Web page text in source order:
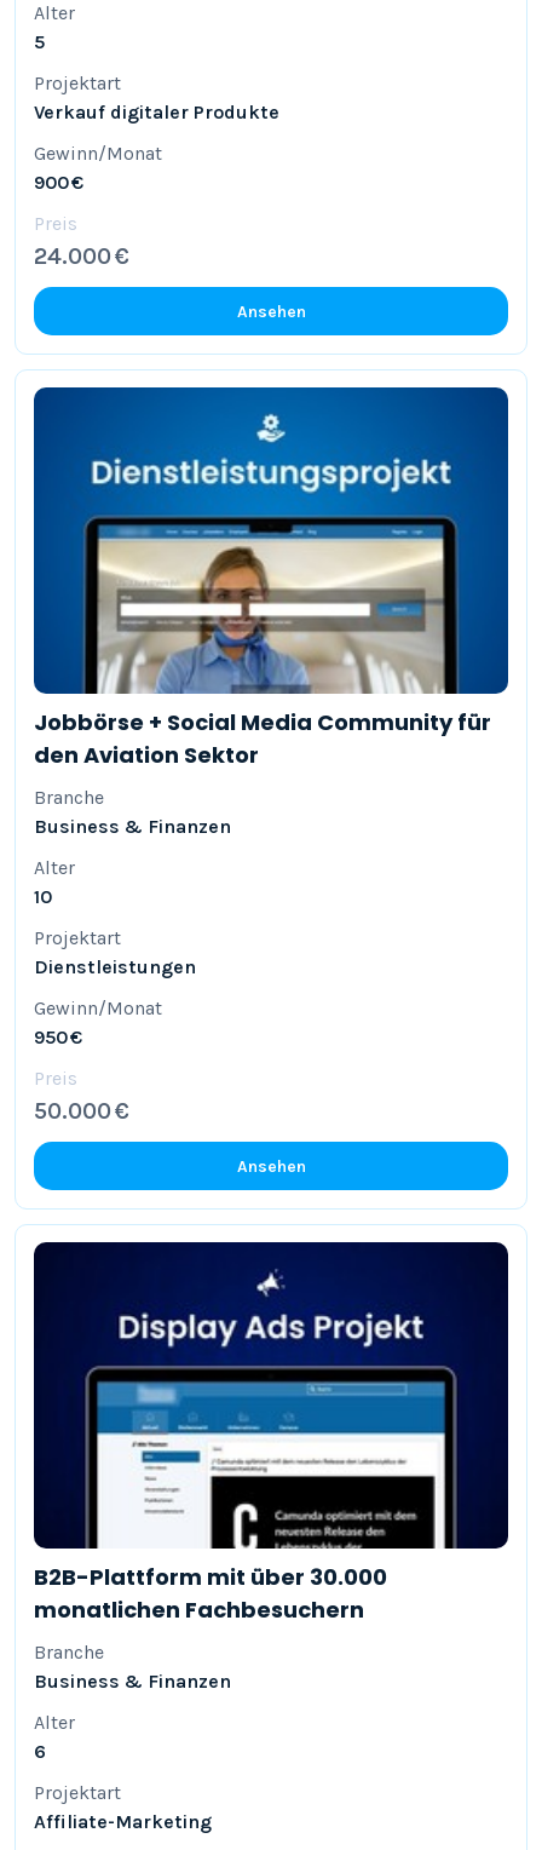
Alter
5
Projektart
Verkauf digitaler Produkte
Gewinn/Monat
900 €
Preis
24.000 €
Ansehen
Jobbörse + Social Media Community für
den Aviation Sektor
Branche
Business & Finanzen
Alter
10
Projektart
Dienstleistungen
Gewinn/Monat
950 €
Preis
50.000 €
Ansehen
B2B-Plattform mit über 30.000
monatlichen Fachbesuchern
Branche
Business & Finanzen
Alter
6
Projektart
Affiliate-Marketing